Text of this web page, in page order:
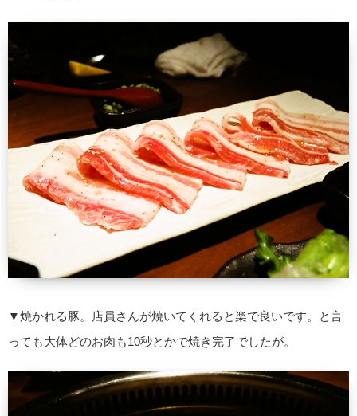
▼焼かれる豚。店員さんが焼いてくれると楽で良いです。と言
っても大体どのお肉も10秒とかで焼き完了でしたが。